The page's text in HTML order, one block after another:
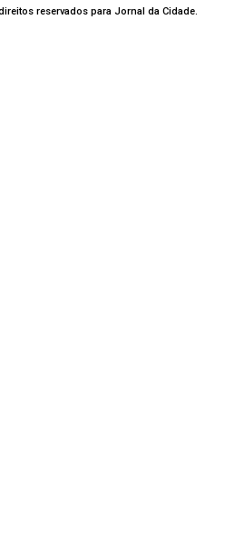
reservados para Jornal da Cidade.